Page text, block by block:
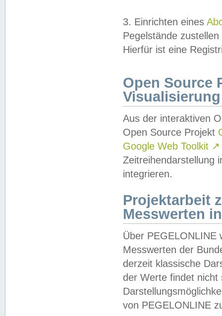
3. Einrichten eines
Pegelstände
Hierfür ist eine
Open Source
Visualisierung
Aus der interaktiven
Open Source Projekt
Google Web Toolkit ↗
Zeitreihendarstellung
integrieren.
Projektarbeit
Messwerten
Über PEGELONLINE
Messwerten der
derzeit klassische
der Werte findet
von PEGELONLINE